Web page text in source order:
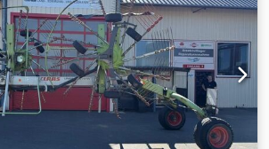
z kované, povrchově kalené
hřídele: 540Obalové pneumatiky
se při transportu hydraulicky
kat. 2, otočná hlava, mechanismus
tlumič vibrací1
výkon na vývodové hřídeli: 22
přibližně 850 kgMísto skladování:
Njfx Ap Isf